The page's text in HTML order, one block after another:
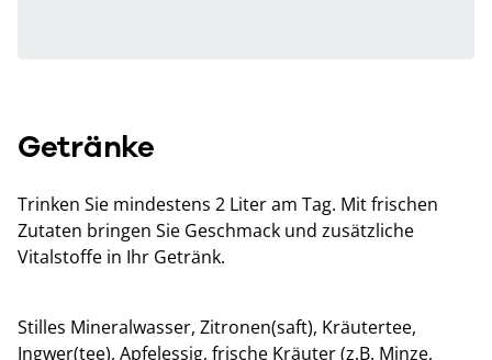
Getränke
Trinken Sie mindestens 2 Liter am Tag. Mit frischen
Zutaten bringen Sie Geschmack und zusätzliche
Vitalstoffe in Ihr Getränk.
Stilles Mineralwasser, Zitronen(saft), Kräutertee,
Ingwer(tee), Apfelessig, frische Kräuter (z.B. Minze,